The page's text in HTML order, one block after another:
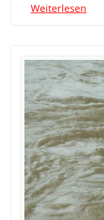
Weiterlesen